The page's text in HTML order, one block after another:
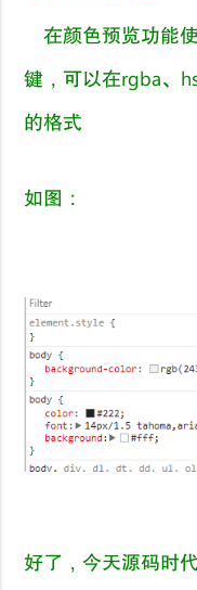
在颜色预览功能
键，可以在rgba、
的格式
如图：
好了，今天源码时